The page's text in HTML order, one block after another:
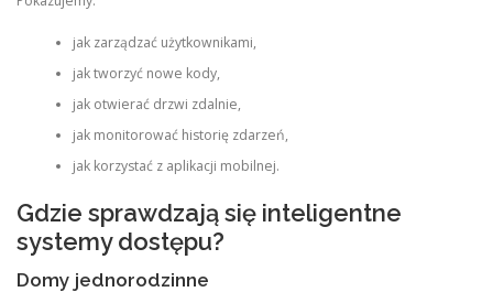
jak zarządzać użytkownikami,
jak tworzyć nowe kody,
jak otwierać drzwi zdalnie,
jak monitorować historię zdarzeń,
jak korzystać z aplikacji mobilnej.
Gdzie sprawdzają się inteligentne
systemy dostępu?
Domy jednorodzinne